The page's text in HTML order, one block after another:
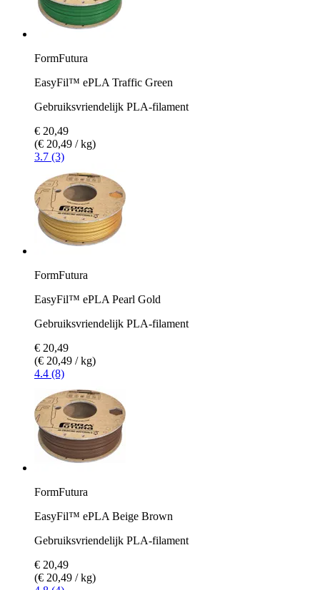
FormFutura
EasyFil™ ePLA Traffic Green
Gebruiksvriendelijk PLA-filament
€ 20,49
(€ 20,49 / kg)
3.7 (3)
FormFutura
EasyFil™ ePLA Pearl Gold
Gebruiksvriendelijk PLA-filament
€ 20,49
(€ 20,49 / kg)
4.4 (8)
FormFutura
EasyFil™ ePLA Beige Brown
Gebruiksvriendelijk PLA-filament
€ 20,49
(€ 20,49 / kg)